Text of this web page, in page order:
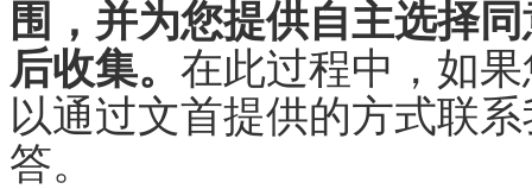
围，并为您提供自主选择
后收集。 在此过程中，如
以通过文首提供的方式联
答。